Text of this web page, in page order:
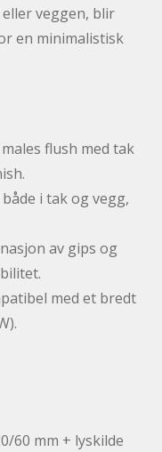
veggen, blir
en minimalistisk
flush med tak
både i tak og vegg,
av gips og
med et bredt
60 mm + lyskilde